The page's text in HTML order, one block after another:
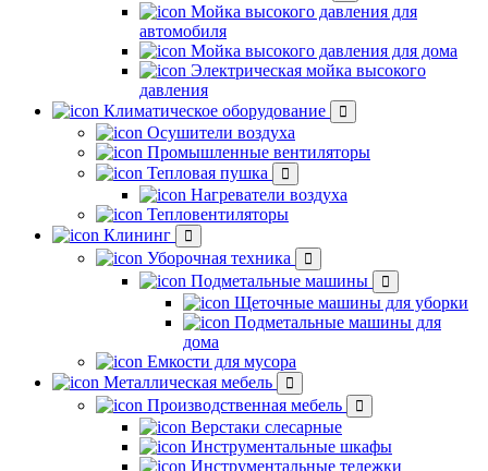
Мойка высокого давления для
автомобиля
Мойка высокого давления для дома
Электрическая мойка высокого
давления
Климатическое оборудование
Осушители воздуха
Промышленные вентиляторы
Тепловая пушка
Нагреватели воздуха
Тепловентиляторы
Клининг
Уборочная техника
Подметальные машины
Щеточные машины для уборки
Подметальные машины для
дома
Емкости для мусора
Металлическая мебель
Производственная мебель
Верстаки слесарные
Инструментальные шкафы
Инструментальные тележки